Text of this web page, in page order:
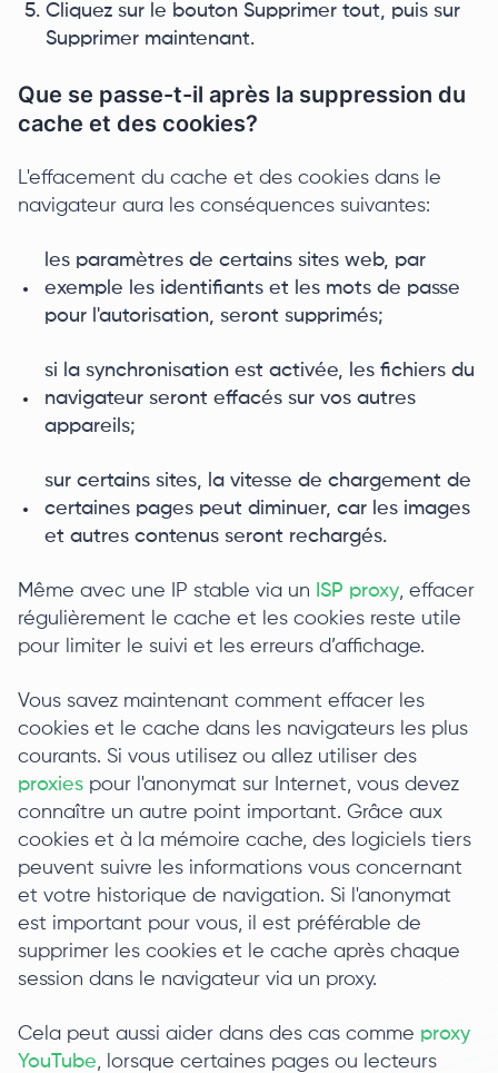
Cliquez sur le bouton Supprimer tout, puis sur
Supprimer maintenant.
Que se passe-t-il après la suppression du
cache et des cookies?
L'effacement du cache et des cookies dans le
navigateur aura les conséquences suivantes:
les paramètres de certains sites web, par
exemple les identifiants et les mots de passe
pour l'autorisation, seront supprimés;
si la synchronisation est activée, les fichiers du
navigateur seront effacés sur vos autres
appareils;
sur certains sites, la vitesse de chargement de
certaines pages peut diminuer, car les images
et autres contenus seront rechargés.
Même avec une IP stable via un ISP proxy, effacer
régulièrement le cache et les cookies reste utile
pour limiter le suivi et les erreurs d’affichage.
Vous savez maintenant comment effacer les
cookies et le cache dans les navigateurs les plus
courants. Si vous utilisez ou allez utiliser des
proxies pour l'anonymat sur Internet, vous devez
connaître un autre point important. Grâce aux
cookies et à la mémoire cache, des logiciels tiers
peuvent suivre les informations vous concernant
et votre historique de navigation. Si l'anonymat
est important pour vous, il est préférable de
supprimer les cookies et le cache après chaque
session dans le navigateur via un proxy.
Cela peut aussi aider dans des cas comme proxy
YouTube, lorsque certaines pages ou lecteurs